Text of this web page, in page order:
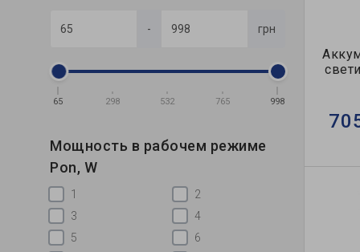
- грн
65 298 532 765 998
Мощность в рабочем режиме
Pon, W
1
2
3
4
5
6